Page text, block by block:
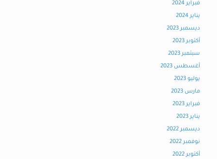
فبراير 2024
يناير 2024
ديسمبر 2023
أكتوبر 2023
سبتمبر 2023
أغسطس 2023
يوليو 2023
مارس 2023
فبراير 2023
يناير 2023
ديسمبر 2022
نوفمبر 2022
أكتوبر 2022